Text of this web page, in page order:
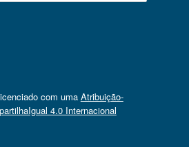
com uma Atribuição-
4.0 Internacional